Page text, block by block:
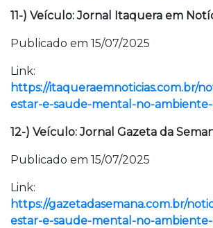
11-) Veículo: Jornal Itaquera em
Publicado em 15/07/2025
Link:
https://itaqueraemnoticias.com.br/
estar-e-saude-mental-no-
12-) Veículo: Jornal Gazeta da
Publicado em 15/07/2025
Link:
https://gazetadasemana.com.br/
estar-e-saude-mental-no-